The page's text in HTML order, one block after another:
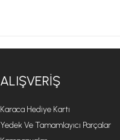
ALIŞVERIŞ
Karaca Hediye Kartı
Yedek Ve Tamamlayıcı Parçalar